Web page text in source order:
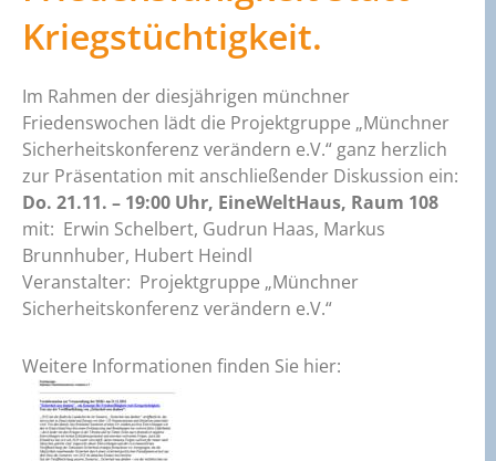
Kriegstüchtigkeit.
Im Rahmen der diesjährigen münchner
Friedenswochen lädt die Projektgruppe „Münchner
Sicherheitskonferenz verändern e.V.“ ganz herzlich
zur Präsentation mit anschließender Diskussion ein:
Do. 21.11. – 19:00 Uhr, EineWeltHaus, Raum 108
mit: Erwin Schelbert, Gudrun Haas, Markus
Brunnhuber, Hubert Heindl
Veranstalter: Projektgruppe „Münchner
Sicherheitskonferenz verändern e.V.“
Weitere Informationen finden Sie hier: